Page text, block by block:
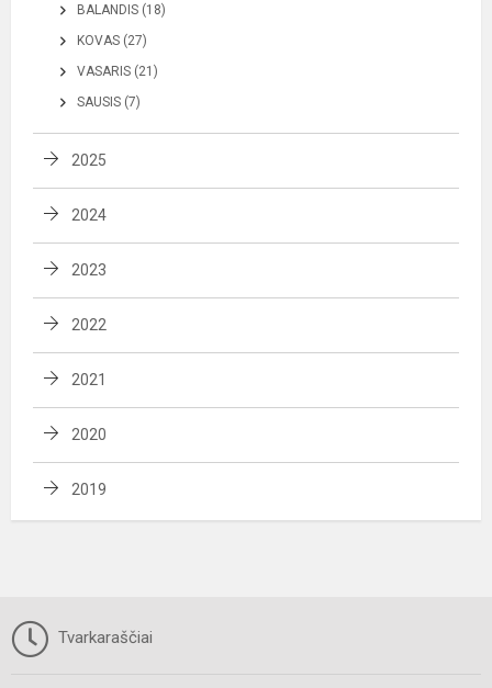
BALANDIS (18)
KOVAS (27)
VASARIS (21)
SAUSIS (7)
2025
2024
2023
2022
2021
2020
2019
Tvarkaraščiai